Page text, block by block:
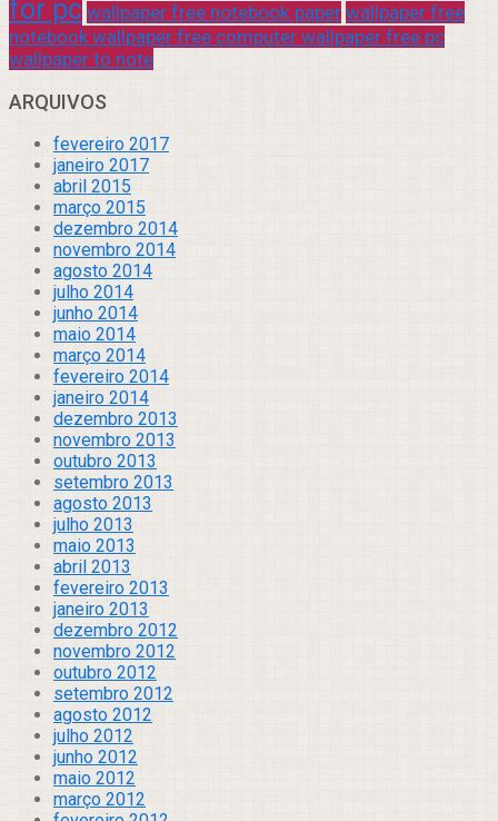
for pc wallpaper free notebook paper wallpaper free
notebook wallpaper free computer wallpaper free pc
wallpaper to note
ARQUIVOS
fevereiro 2017
janeiro 2017
abril 2015
março 2015
dezembro 2014
novembro 2014
agosto 2014
julho 2014
junho 2014
maio 2014
março 2014
fevereiro 2014
janeiro 2014
dezembro 2013
novembro 2013
outubro 2013
setembro 2013
agosto 2013
julho 2013
maio 2013
abril 2013
fevereiro 2013
janeiro 2013
dezembro 2012
novembro 2012
outubro 2012
setembro 2012
agosto 2012
julho 2012
junho 2012
maio 2012
março 2012